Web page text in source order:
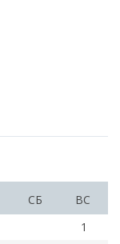
СБ
ВС
1